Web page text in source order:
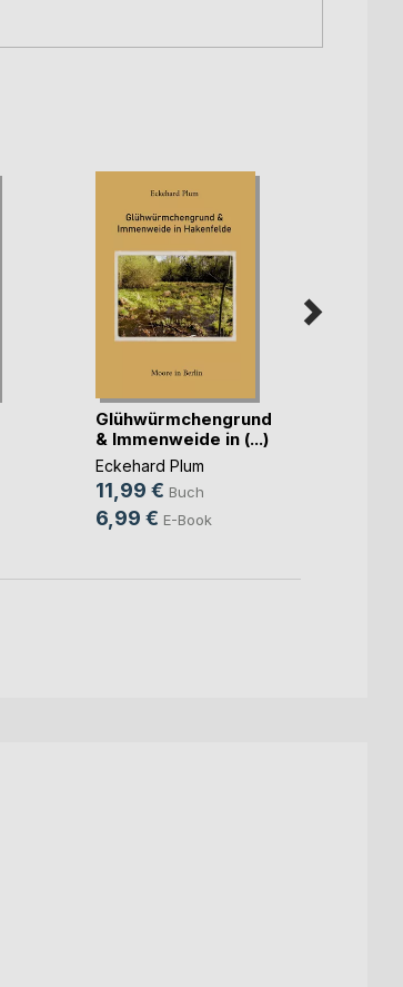
Glühwürmchengrund
& Immenweide in (...)
Eckehard Plum
11,99 € Buch
6,99 € E-Book